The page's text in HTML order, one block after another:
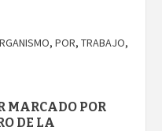
, POR, TRABAJO,
MARCADO POR
DE LA